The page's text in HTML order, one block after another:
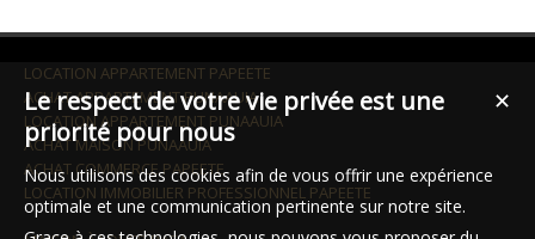
LOCATION APPARTEMENT PAPEETE
ACHAT APPARTEMENT PUNAAUIA
LOCATION APPARTEMENT PUNAAUIA
ACHAT MAISON PUNAAUIA
ACHAT COMMERCE PAPEETE
LOCATION IMMOBILIER PROFESSIONNEL PAPEETE
✕
Le respect de votre vie privée est une
priorité pour nous
Nous utilisons des cookies afin de vous offrir une expérience
optimale et une communication pertinente sur notre site.